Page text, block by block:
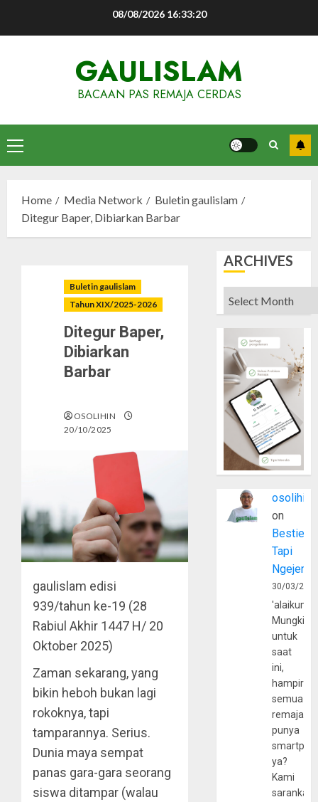
08/08/2026 16:33:21
GAULISLAM
BACAAN PAS REMAJA CERDAS
Primary
Menu
Home Media Network
Buletin gaulislam
Ditegur Baper, Dibiarkan Barbar
Buletin gaulislam
Tahun XIX/2025-2026
Ditegur Baper,
Dibiarkan
Barbar
OSOLIHIN
20/10/2025
gaulislam edisi
939/tahun ke-19 (28
Rabiul Akhir 1447 H/ 20
Oktober 2025)
Zaman sekarang, yang
bikin heboh bukan lagi
rokoknya, tapi
tamparannya. Serius.
Dunia maya sempat
panas gara-gara seorang
siswa ditampar (walau
ARCHIVES
Archives
osolihin
on
Bestie
Tapi
30/03/
Mungkin
untuk
saat
ini,
hampir
semua
remaja
punya
ya?
Kami
sarankan,